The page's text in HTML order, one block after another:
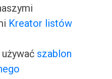
Kreator listów
szablon